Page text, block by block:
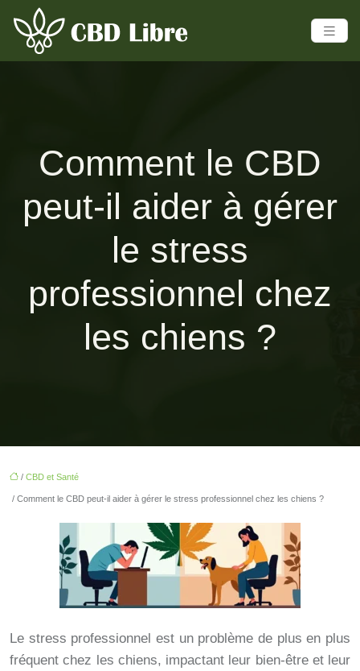
Comment le CBD
peut-il aider à gérer
le stress
professionnel chez
les chiens ?
/ CBD et Santé
/ Comment le CBD peut-il aider à gérer le stress professionnel chez les chiens ?
Le stress professionnel est un problème de plus en plus
fréquent chez les chiens, impactant leur bien-être et leur